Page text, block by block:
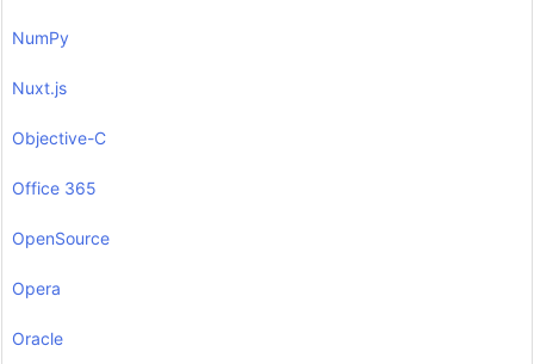
NumPy
Nuxt.js
Objective-C
Office 365
OpenSource
Opera
Oracle